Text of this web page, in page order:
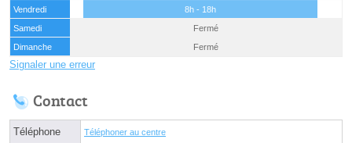
Vendredi
8h - 18h
Samedi
Fermé
Dimanche
Fermé
Signaler une erreur
Contact
Téléphone Téléphoner au centre